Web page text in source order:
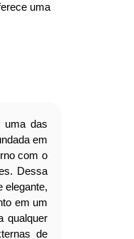
uma
uma das
em
com o
Dessa
elegante,
em um
qualquer
de